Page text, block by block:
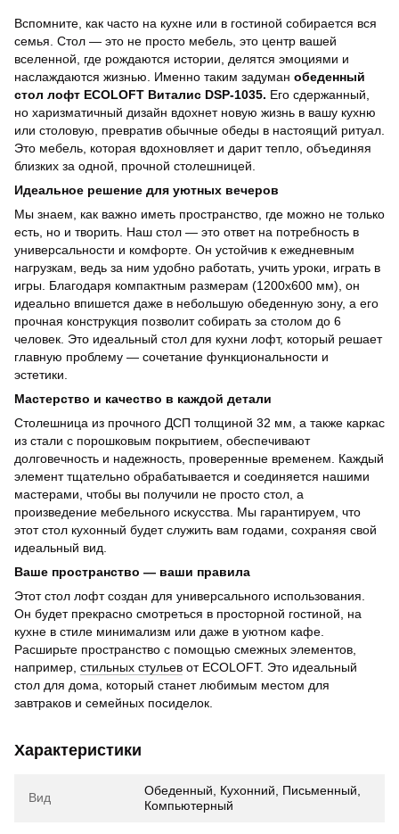
Вспомните, как часто на кухне или в гостиной собирается вся
семья. Стол — это не просто мебель, это центр вашей
вселенной, где рождаются истории, делятся эмоциями и
наслаждаются жизнью. Именно таким задуман обеденный
стол лофт ECOLOFT Виталис DSP-1035. Его сдержанный,
но харизматичный дизайн вдохнет новую жизнь в вашу кухню
или столовую, превратив обычные обеды в настоящий ритуал.
Это мебель, которая вдохновляет и дарит тепло, объединяя
близких за одной, прочной столешницей.
Идеальное решение для уютных вечеров
Мы знаем, как важно иметь пространство, где можно не только
есть, но и творить. Наш стол — это ответ на потребность в
универсальности и комфорте. Он устойчив к ежедневным
нагрузкам, ведь за ним удобно работать, учить уроки, играть в
игры. Благодаря компактным размерам (1200х600 мм), он
идеально впишется даже в небольшую обеденную зону, а его
прочная конструкция позволит собирать за столом до 6
человек. Это идеальный стол для кухни лофт, который решает
главную проблему — сочетание функциональности и
эстетики.
Мастерство и качество в каждой детали
Столешница из прочного ДСП толщиной 32 мм, а также каркас
из стали с порошковым покрытием, обеспечивают
долговечность и надежность, проверенные временем. Каждый
элемент тщательно обрабатывается и соединяется нашими
мастерами, чтобы вы получили не просто стол, а
произведение мебельного искусства. Мы гарантируем, что
этот стол кухонный будет служить вам годами, сохраняя свой
идеальный вид.
Ваше пространство — ваши правила
Этот стол лофт создан для универсального использования.
Он будет прекрасно смотреться в просторной гостиной, на
кухне в стиле минимализм или даже в уютном кафе.
Расширьте пространство с помощью смежных элементов,
например, стильных стульев от ECOLOFT. Это идеальный
стол для дома, который станет любимым местом для
завтраков и семейных посиделок.
Характеристики
Вид
Обеденный, Кухонний, Письменный,
Компьютерный